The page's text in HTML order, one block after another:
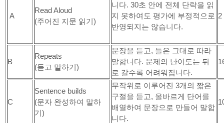
A
Read Aloud
(주어진 지문 읽기)
니다. 30초 안에 전체 단락을 읽
지 못하여도 평가에 부정적으로
반영되지는 않습니다.
2
B
Repeats
(듣고 말하기)
문장을 듣고, 들은 그대로 따라
말합니다. 문제의 난이도는 뒤
로 갈수록 어려워집니다.
C
Sentence builds
(문자 완성하여 말하
기)
무작위로 이루어진 3개의 짧은
구절을 듣고, 올바르게 단어를
배열하여 문장으로 만들어 말합
니다.